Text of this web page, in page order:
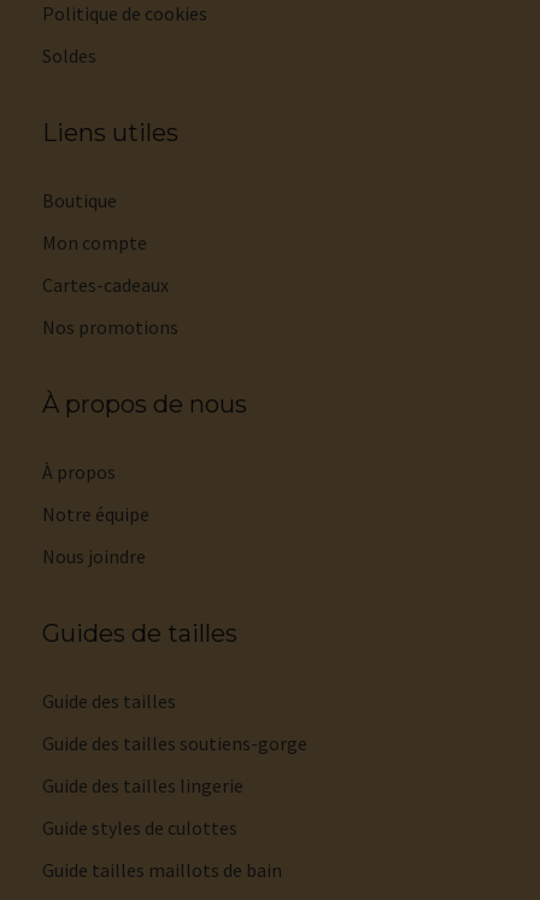
Politique de cookies
Soldes
Liens utiles
Boutique
Mon compte
Cartes-cadeaux
Nos promotions
À propos de nous
À propos
Notre équipe
Nous joindre
Guides de tailles
Guide des tailles
Guide des tailles soutiens-gorge
Guide des tailles lingerie
Guide styles de culottes
Guide tailles maillots de bain